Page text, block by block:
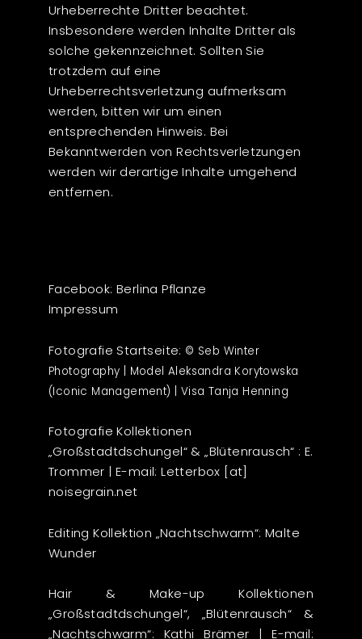
Urheberrechte Dritter beachtet.
Insbesondere werden Inhalte Dritter als
solche gekennzeichnet. Sollten Sie
trotzdem auf eine
Urheberrechtsverletzung aufmerksam
werden, bitten wir um einen
entsprechenden Hinweis. Bei
Bekanntwerden von Rechtsverletzungen
werden wir derartige Inhalte umgehend
entfernen.
Facebook:Berlina Pflanze
Impressum
Fotografie Startseite: © Seb Winter
Photography | Model Aleksandra Korytowska
(Iconic Management) | Visa Tanja Henning
Fotografie Kollektionen
„Großstadtdschungel“ & „Blütenrausch“ : E.
Trommer | E-mail:Letterbox [at]
noisegrain.net
Editing Kollektion „Nachtschwarm“: Malte
Wunder
Hair & Make-up Kollektionen
„Großstadtdschungel“, „Blütenrausch“ &
„Nachtschwarm“: Kathi Brämer | E-mail: